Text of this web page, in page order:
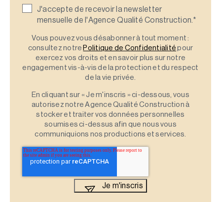
J'accepte de recevoir la newsletter
mensuelle de l'Agence Qualité Construction.*
Vous pouvez vous désabonner à tout moment :
consultez notre Politique de Confidentialité pour
exercez vos droits et en savoir plus sur notre
engagement vis-à-vis de la protection et du respect
de la vie privée.
En cliquant sur « Je m'inscris » ci-dessous, vous
autorisez notre Agence Qualité Construction à
stocker et traiter vos données personnelles
soumises ci-dessus afin que nous vous
communiquions nos productions et services.